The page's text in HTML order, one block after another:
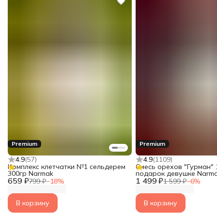
Premium
4.9(57)
659 ₽799 ₽−18%
Комплекс клетчатки №1 сельдерем
300гр Narmak
В корзину
Premium
4.9(1109)
1 499 ₽1 599 ₽−6%
Смесь орехов "Гурман"
подарок девушке
орехов подарочный:
шоколад)
В корзину